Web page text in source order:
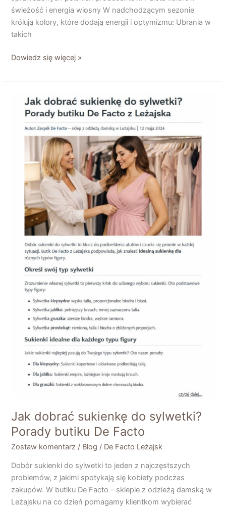
świeżość i energia wiosny W nadchodzącym sezonie
królują kolory, które dodają energii i optymizmu: Ubrania w
takich
Dowiedz się więcej »
Jak dobrać sukienkę do sylwetki?
Porady butiku De Facto
Zostaw komentarz / Blog / De Facto Leżajsk
Dobór sukienki do sylwetki to jeden z najczęstszych
problemów, z jakimi spotykają się kobiety podczas
zakupów. W butiku De Facto – sklepie z odzieżą damską w
Leżajsku na co dzień pomagamy klientkom wybierać
dobrać
Facto